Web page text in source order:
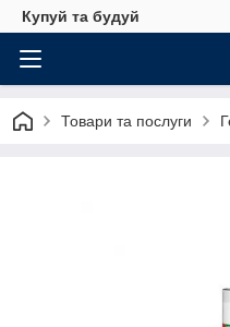
Купуй та будуй
Товари та послуги